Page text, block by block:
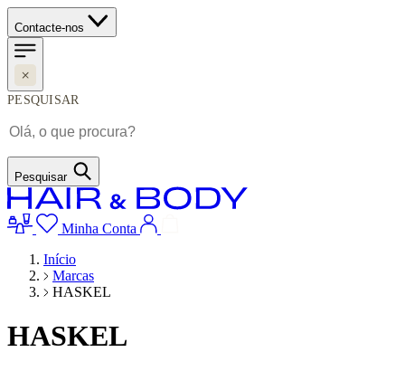
Contacte-nos
PESQUISAR
Pesquisar
Minha Conta
Início
Marcas
HASKEL
HASKEL